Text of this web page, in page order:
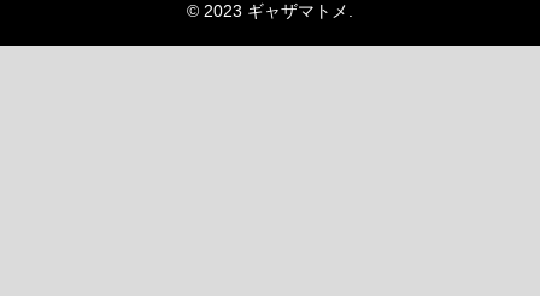
© 2023 ギャザマトメ.